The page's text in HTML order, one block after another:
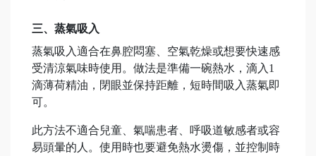
三、蒸氣吸入
蒸氣吸入適合在鼻腔悶塞、空氣乾燥或想要快速感
受清涼氣味時使用。做法是準備一碗熱水，滴入1
滴薄荷精油，閉眼並保持距離，短時間吸入蒸氣即
可。
此方法不適合兒童、氣喘患者、呼吸道敏感者或容
易頭暈的人。使用時也要避免熱水燙傷，並控制時